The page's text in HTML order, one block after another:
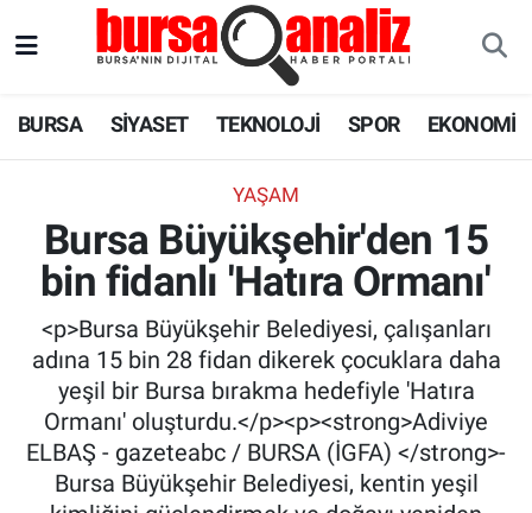
BURSA SİYASET TEKNOLOJİ SPOR EKONOMİ
YAŞAM
Bursa Büyükşehir'den 15
bin fidanlı 'Hatıra Ormanı'
<p>Bursa Büyükşehir Belediyesi, çalışanları
adına 15 bin 28 fidan dikerek çocuklara daha
yeşil bir Bursa bırakma hedefiyle 'Hatıra
Ormanı' oluşturdu.</p><p><strong>Adiviye
ELBAŞ - gazeteabc / BURSA (İGFA) </strong>-
Bursa Büyükşehir Belediyesi, kentin yeşil
SPOR
EKONOMİ
SAĞLIK
ASTROLOJİ
Süper Lig Puan Durumu ve Fikstür
Tüm Manşetler
Son Dakika Haberleri
Haber Arşivi